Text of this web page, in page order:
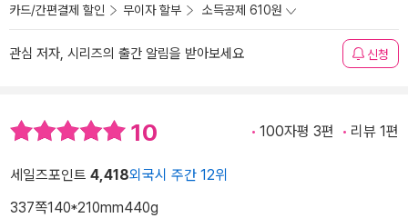
카드/간편결제 할인 무이자 할부 소득공제 610원
관심 저자, 시리즈의 출간 알림을 받아보세요 신청
10 100자평 3편 리뷰 1편
세일즈포인트 4,418외국시 주간 12위
337쪽140*210mm440g